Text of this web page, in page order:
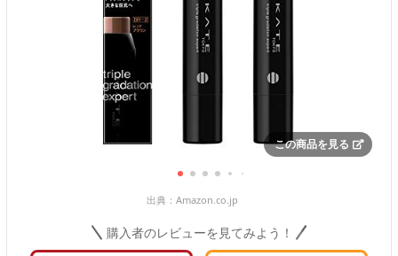
この商品を見る
出典： Amazon.co.jp
購入者のレビューを見てみよう！